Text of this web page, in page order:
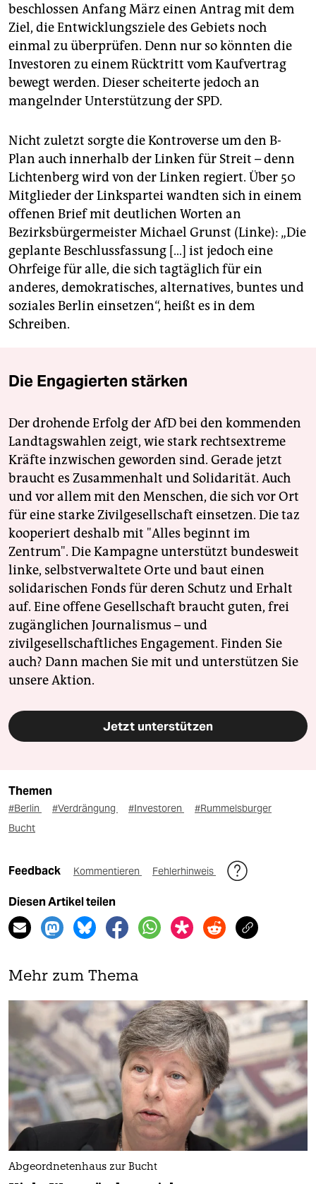
beschlossen Anfang März einen Antrag mit dem
Ziel, die Entwicklungsziele des Gebiets noch
einmal zu überprüfen. Denn nur so könnten die
Investoren zu einem Rücktritt vom Kaufvertrag
bewegt werden. Dieser scheiterte jedoch an
mangelnder Unterstützung der SPD.
Nicht zuletzt sorgte die Kontroverse um den B-
Plan auch innerhalb der Linken für Streit – denn
Lichtenberg wird von der Linken regiert. Über 50
Mitglieder der Linkspartei wandten sich in einem
offenen Brief mit deutlichen Worten an
Bezirksbürgermeister Michael Grunst (Linke): „Die
geplante Beschlussfassung […] ist jedoch eine
Ohrfeige für alle, die sich tagtäglich für ein
anderes, demokratisches, alternatives, buntes und
soziales Berlin einsetzen“, heißt es in dem
Schreiben.
Die Engagierten stärken
Der drohende Erfolg der AfD bei den kommenden
Landtagswahlen zeigt, wie stark rechtsextreme
Kräfte inzwischen geworden sind. Gerade jetzt
braucht es Zusammenhalt und Solidarität. Auch
und vor allem mit den Menschen, die sich vor Ort
für eine starke Zivilgesellschaft einsetzen. Die taz
kooperiert deshalb mit "Alles beginnt im
Zentrum". Die Kampagne unterstützt bundesweit
linke, selbstverwaltete Orte und baut einen
solidarischen Fonds für deren Schutz und Erhalt
auf. Eine offene Gesellschaft braucht guten, frei
zugänglichen Journalismus – und
zivilgesellschaftliches Engagement. Finden Sie
auch? Dann machen Sie mit und unterstützen Sie
unsere Aktion.
Jetzt unterstützen
Themen
#Berlin #Verdrängung #Investoren
#Rummelsburger
Bucht
Feedback Kommentieren Fehlerhinweis
Diesen Artikel teilen
Mehr zum Thema
Abgeordnetenhaus zur Bucht